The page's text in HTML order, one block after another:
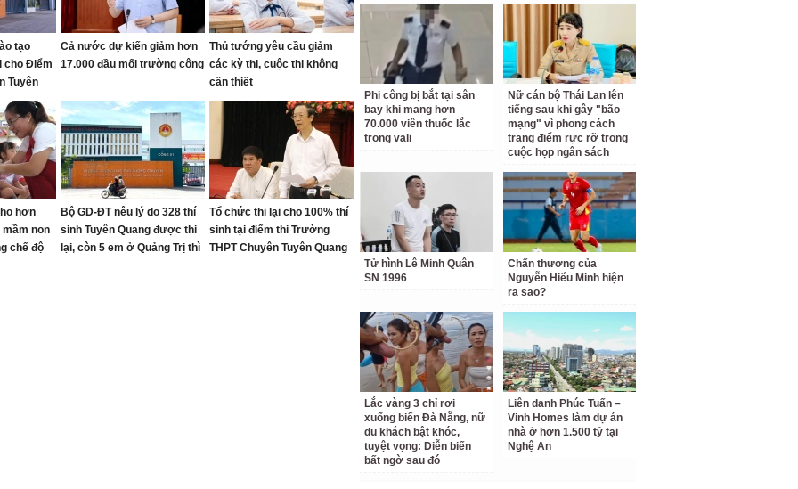
đánh học sinh đánh học sinh
Phi công bị bắt tại sân
bay khi mang hơn
70.000 viên thuốc lắc
trong vali
Nữ cán bộ Thái Lan lên
tiếng sau khi gây "bão
mạng" vì phong cách
trang điểm rực rỡ trong
cuộc họp ngân sách
Tử hình Lê Minh Quân
SN 1996
Chấn thương của
Nguyễn Hiểu Minh hiện
ra sao?
Lắc vàng 3 chỉ rơi
xuống biển Đà Nẵng, nữ
du khách bật khóc,
tuyệt vọng: Diễn biến
bất ngờ sau đó
Liên danh Phúc Tuấn –
Vinh Homes làm dự án
nhà ở hơn 1.500 tỷ tại
Nghệ An